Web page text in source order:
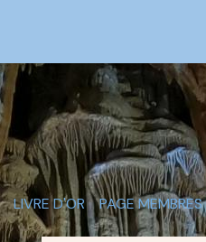
LIVRE D'OR PAGE MEMBRES